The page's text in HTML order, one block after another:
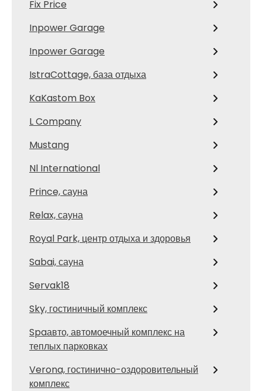
Fix Price
Inpower Garage
Inpower Garage
IstraCottage, база отдыха
KaKastom Box
L Company
Mustang
Nl International
Prince, сауна
Relax, сауна
Royal Park, центр отдыха и здоровья
Sabai, сауна
Servak18
Sky, гостиничный комплекс
Spaавто, автомоечный комплекс на
теплых парковках
Verona, гостинично-оздоровительный
комплекс